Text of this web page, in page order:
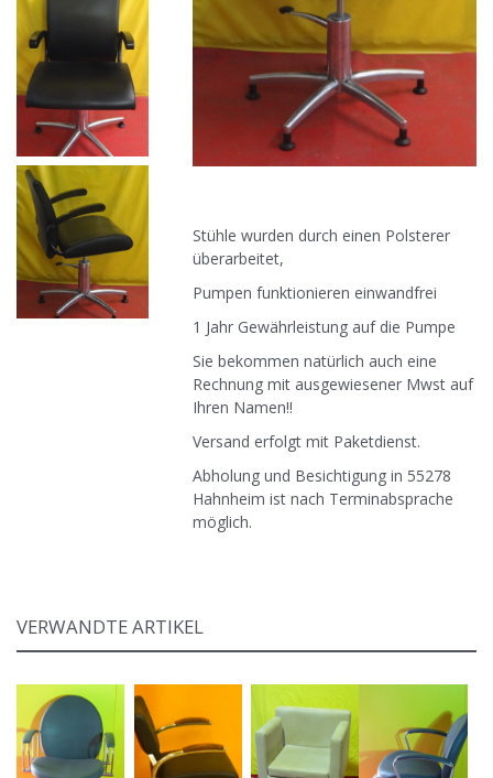
Stühle wurden durch einen Polsterer
überarbeitet,
Pumpen funktionieren einwandfrei
1 Jahr Gewährleistung auf die Pumpe
Sie bekommen natürlich auch eine
Rechnung mit ausgewiesener Mwst auf
Ihren Namen!!
Versand erfolgt mit Paketdienst.
Abholung und Besichtigung in 55278
Hahnheim ist nach Terminabsprache
möglich.
VERWANDTE ARTIKEL